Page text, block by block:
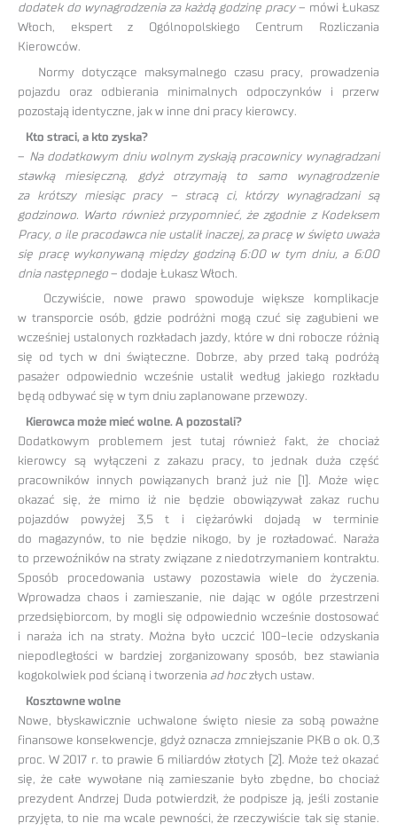
dodatek do wynagrodzenia za każdą godzinę pracy– mówi Łukasz
Włoch, ekspert z Ogólnopolskiego Centrum Rozliczania
Kierowców.
Normy dotyczące maksymalnego czasu pracy, prowadzenia
pojazdu oraz odbierania minimalnych odpoczynków i przerw
pozostają identyczne, jak w inne dni pracy kierowcy.
Kto straci, a kto zyska?
– Na dodatkowym dniu wolnym zyskają pracownicy wynagradzani
stawką miesięczną, gdyż otrzymają to samo wynagrodzenie
za krótszy miesiąc pracy – stracą ci, którzy wynagradzani są
godzinowo. Warto również przypomnieć, że zgodnie z Kodeksem
Pracy, o ile pracodawca nie ustalił inaczej, za pracę w święto uważa
się pracę wykonywaną między godziną 6:00 w tym dniu, a 6:00
dnia następnego – dodaje Łukasz Włoch.
Oczywiście, nowe prawo spowoduje większe komplikacje
w transporcie osób, gdzie podróżni mogą czuć się zagubieni we
wcześniej ustalonych rozkładach jazdy, które w dni robocze różnią
się od tych w dni świąteczne. Dobrze, aby przed taką podróżą
pasażer odpowiednio wcześnie ustalił według jakiego rozkładu
będą odbywać się w tym dniu zaplanowane przewozy.
Kierowca może mieć wolne. A pozostali?
Dodatkowym problemem jest tutaj również fakt, że chociaż
kierowcy są wyłączeni z zakazu pracy, to jednak duża część
pracowników innych powiązanych branż już nie [1]. Może więc
okazać się, że mimo iż nie będzie obowiązywał zakaz ruchu
pojazdów powyżej 3,5 t i ciężarówki dojadą w terminie
do magazynów, to nie będzie nikogo, by je rozładować. Naraża
to przewoźników na straty związane z niedotrzymaniem kontraktu.
Sposób procedowania ustawy pozostawia wiele do życzenia.
Wprowadza chaos i zamieszanie, nie dając w ogóle przestrzeni
przedsiębiorcom, by mogli się odpowiednio wcześnie dostosować
i naraża ich na straty. Można było uczcić 100-lecie odzyskania
niepodległości w bardziej zorganizowany sposób, bez stawiania
kogokolwiek pod ścianą i tworzenia ad hoczłych ustaw.
Kosztowne wolne
Nowe, błyskawicznie uchwalone święto niesie za sobą poważne
finansowe konsekwencje, gdyż oznacza zmniejszanie PKB o ok. 0,3
proc. W 2017 r. to prawie 6 miliardów złotych [2]. Może też okazać
się, że całe wywołane nią zamieszanie było zbędne, bo chociaż
prezydent Andrzej Duda potwierdził, że podpisze ją, jeśli zostanie
przyjęta, to nie ma wcale pewności, że rzeczywiście tak się stanie.